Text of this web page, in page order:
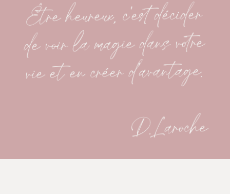
Être heureux, c’est décider
de voir la magie dans votre
vie et en créer d’avantage.
D.Laroche